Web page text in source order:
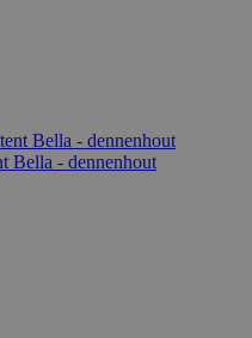
Bella - dennenhout